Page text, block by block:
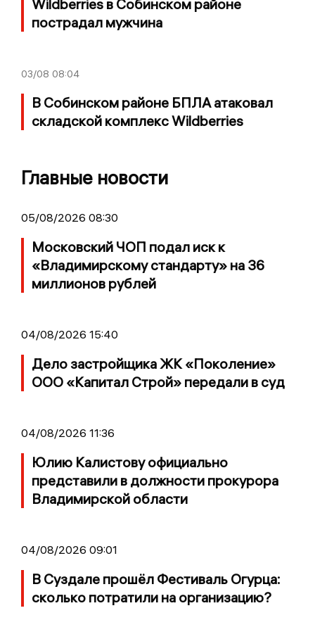
Wildberries в Собинском районе
пострадал мужчина
03/08 08:04
В Собинском районе БПЛА атаковал
складской комплекс Wildberries
Главные новости
05/08/2026 08:30
Московский ЧОП подал иск к
«Владимирскому стандарту» на 36
миллионов рублей
04/08/2026 15:40
Дело застройщика ЖК «Поколение»
ООО «Капитал Строй» передали в суд
04/08/2026 11:36
Юлию Калистову официально
представили в должности прокурора
Владимирской области
04/08/2026 09:01
В Суздале прошёл Фестиваль Огурца:
сколько потратили на организацию?